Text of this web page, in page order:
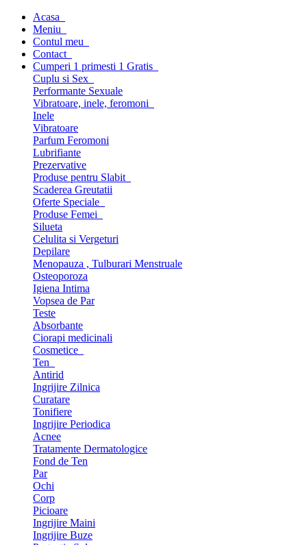
Acasa
Meniu
Contul meu
Contact
Cumperi 1 primesti 1 Gratis
Cuplu si Sex
Performante Sexuale
Vibratoare, inele, feromoni
Inele
Vibratoare
Parfum Feromoni
Lubrifiante
Prezervative
Produse pentru Slabit
Scaderea Greutatii
Oferte Speciale
Produse Femei
Silueta
Celulita si Vergeturi
Depilare
Menopauza , Tulburari Menstruale
Osteoporoza
Igiena Intima
Vopsea de Par
Teste
Absorbante
Ciorapi medicinali
Cosmetice
Ten
Antirid
Ingrijire Zilnica
Curatare
Tonifiere
Ingrijire Periodica
Acnee
Tratamente Dermatologice
Fond de Ten
Par
Ochi
Corp
Picioare
Ingrijire Maini
Ingrijire Buze